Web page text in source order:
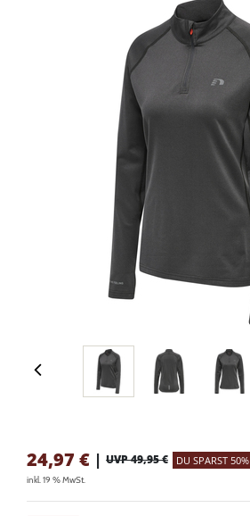
24,97 € | UVP 49,95 € DU SPARST 50%
inkl. 19 % MwSt.